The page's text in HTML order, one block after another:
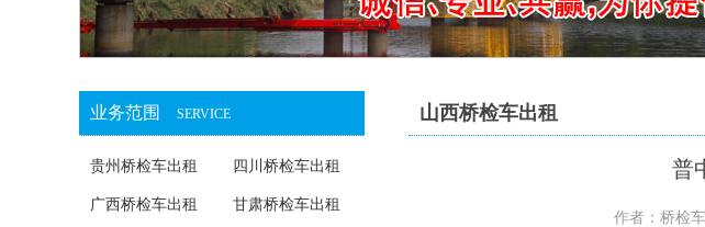
业务范围 SERVICE
贵州桥检车出租 四川桥检车出租
广西桥检车出租 甘肃桥检车出租
山西桥检车出租
普
作者：桥检